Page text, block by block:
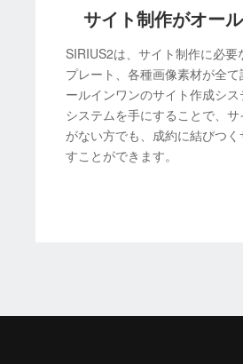
サイト制作がオー
SIRIUS2は、サイト制作に必要
プレート、各種画像素材が全
ールインワンのサイト作成シ
システムを手にすることで、
がない方でも、成約に結びつ
すことができます。